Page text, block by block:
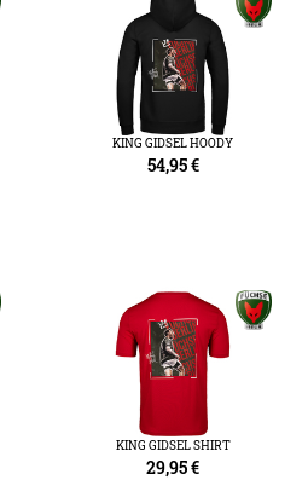
KING GIDSEL HOODY
54,95€
KING GIDSEL SHIRT
29,95€